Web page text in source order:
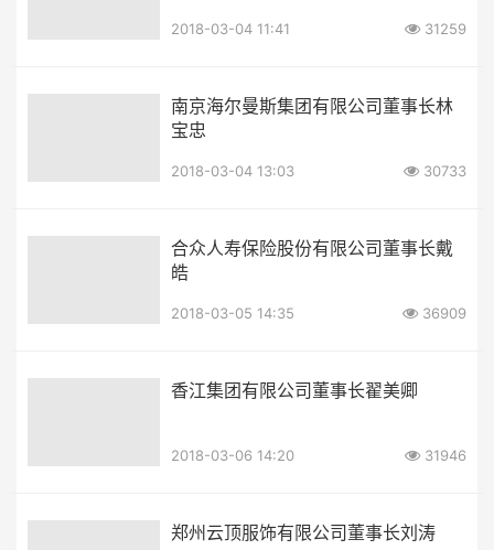
2018-03-04 11:41 31259
南京海尔曼斯集团有限公司董事长林
宝忠
2018-03-04 13:03 30733
合众人寿保险股份有限公司董事长戴
皓
2018-03-05 14:35 36909
香江集团有限公司董事长翟美卿
2018-03-06 14:20 31946
郑州云顶服饰有限公司董事长刘涛